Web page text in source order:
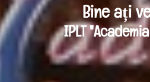
Bine ați
IPLT